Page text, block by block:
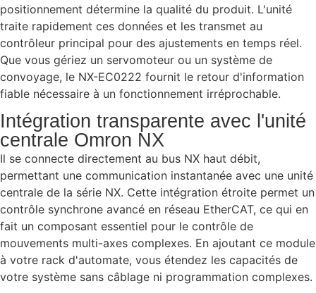
positionnement détermine la qualité du produit. L'unité
traite rapidement ces données et les transmet au
contrôleur principal pour des ajustements en temps réel.
Que vous gériez un servomoteur ou un système de
convoyage, le NX-EC0222 fournit le retour d'information
fiable nécessaire à un fonctionnement irréprochable.
Intégration transparente avec l'unité
centrale Omron NX
Il se connecte directement au bus NX haut débit,
permettant une communication instantanée avec une unité
centrale de la série NX. Cette intégration étroite permet un
contrôle synchrone avancé en réseau EtherCAT, ce qui en
fait un composant essentiel pour le contrôle de
mouvements multi-axes complexes. En ajoutant ce module
à votre rack d'automate, vous étendez les capacités de
votre système sans câblage ni programmation complexes.